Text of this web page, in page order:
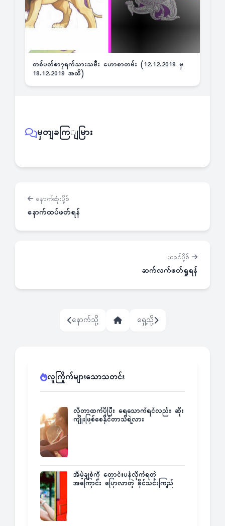
တစ်ပတ်စာ၇ရက်သားသမီး ဟောစာတမ်း (12.12.2019 မှ
18.12.2019 အထိ)
မှတျခကြျမြား
နောက်ဆုံးပို့စ်
နောက်ထပ်ဖတ်ရန်
ယခင်ပို့စ်
ဆက်လက်ဖတ်ရှုရန်
နောက်သို့ ရှေ့သို့
လူကြိုက်များသောသတင်း
လိုတာထက်ပိုပြီး ရေသောက်ရင်လည်း ဆိုး
ကျိုးဖြစ်စေနိုင်တာသိရဲ့လား
အိမ့်ချစ်ကို တောင်းပန်လိုက်ရတဲ့
အကြောင်း ပြောလာတဲ့ ခိုင်သင်းကြည်